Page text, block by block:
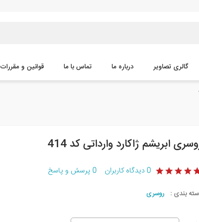
گالری تصاویر درباره ما تماس با ما قوانین و مقررات
ابریشم ژاکارد وارداتی کد 414
0دیدگاه کاربران 0 پرسش و پاسخ
بندی : روسری